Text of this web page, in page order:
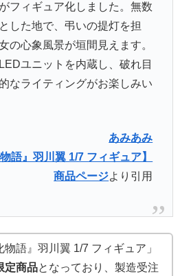
フィギュア化しました。無数
した地で、弔いの提灯を担
の心象風景が垣間見えます。
ユニットを内蔵し、破れ目
なライティングがお楽しみい
あみあみ
物語』羽川翼 1/7 フィギュア】
商品ページより引用
物語』羽川翼 1/7 フィギュア」
定商品となっており、製造受注